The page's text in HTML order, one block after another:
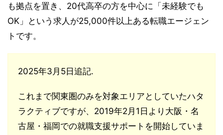
も拠点を置き、20代高卒の方を中心に「未経験でも
OK」という求人が25,000件以上ある転職エージェン
トです。
2025年3月5日追記.
これまで関東圏のみを対象エリアとしていたハタ
ラクティブですが、2019年2月1日より大阪・名
古屋・福岡での就職支援サポートを開始していま